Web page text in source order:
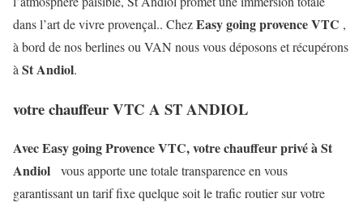
dans l’art de vivre provençal.. ChezEasy going provence VTC ,
à bord de nos berlines ou VAN nous vous déposons et récupérons
à St Andiol.
votre chauffeur VTC A ST ANDIOL
Avec Easy going Provence VTC, votre chauffeur privé à St
Andiol
vous apporte une totale transparence en vous
garantissant un tarif fixe quelque soit le trafic routier sur votre